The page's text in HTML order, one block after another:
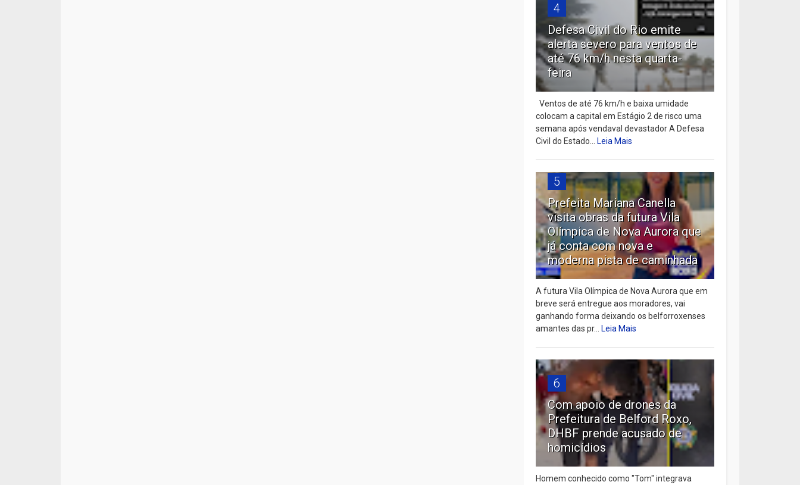
4
Defesa Civil do Rio emite
alerta severo para ventos de
até 76 km/h nesta quarta-
feira
Ventos de até 76 km/h e baixa umidade
colocam a capital em Estágio 2 de risco uma
semana após vendaval devastador A Defesa
Civil do Estado...Leia Mais
5
Prefeita Mariana Canella
visita obras da futura Vila
Olímpica de Nova Aurora que
já conta com nova e
moderna pista de caminhada
A futura Vila Olímpica de Nova Aurora que em
breve será entregue aos moradores, vai
ganhando forma deixando os belforroxenses
amantes das pr...Leia Mais
6
Com apoio de drones da
Prefeitura de Belford Roxo,
DHBF prende acusado de
homicídios
Homem conhecido como "Tom" integrava